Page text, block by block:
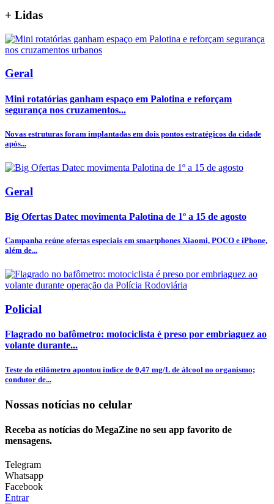
+ Lidas
Geral
Mini rotatórias ganham espaço em Palotina e reforçam
segurança nos cruzamentos...
Novas estruturas foram implantadas em dois pontos estratégicos da cidade
após...
Geral
Big Ofertas Datec movimenta Palotina de 1º a 15 de agosto
Campanha reúne ofertas especiais em smartphones Xiaomi, POCO e iPhone,
além de...
Policial
Flagrado no bafômetro: motociclista é preso por embriaguez ao
volante durante...
Teste do etilômetro apontou índice de 0,47 mg/L de álcool no organismo;
condutor de...
Nossas notícias no celular
Receba as notícias do MegaZine no seu app favorito de
mensagens.
Telegram
Whatsapp
Facebook
Entrar